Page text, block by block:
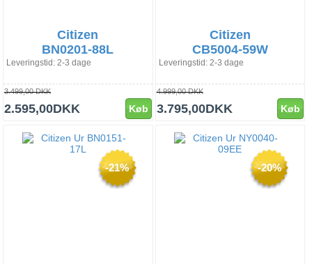
Citizen
BN0201-88L
Leveringstid: 2-3 dage
3.499,00 DKK
2.595,00DKK Køb
Citizen
CB5004-59W
Leveringstid: 2-3 dage
4.999,00 DKK
3.795,00DKK Køb
-21% -20%